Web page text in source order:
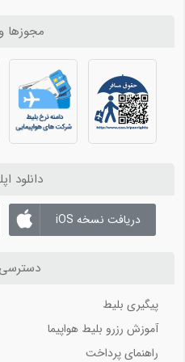
فرودگاه بین المللی آل مکتوم
بهترین شرکت های اجاره ماشین در
کیش آنلاین 3
اجاره ماشین در کیش با کیش اسپید
بهترین سایت های اجاره موتور در
کیش آنلاین 4
مجوزها
دانلود
دریافت نسخه iOS
پیگیری بلیط
آموزش رزرو بلیط هواپیما
راهنمای پرداخت